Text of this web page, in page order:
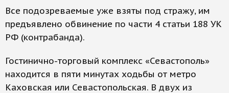
Все подозреваемые уже взяты под стражу, им
предъявлено обвинение по части 4 статьи 188 УК
РФ (контрабанда).
Гостинично-торговый комплекс «Севастополь»
находится в пяти минутах ходьбы от метро
Каховская или Севастопольская. В двух из